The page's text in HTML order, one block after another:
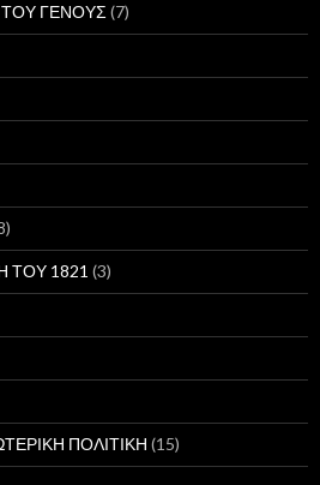
ΓΕΝΟΥΣ (7)
ΤΟΥ 1821 (3)
ΠΟΛΙΤΙΚΗ (15)